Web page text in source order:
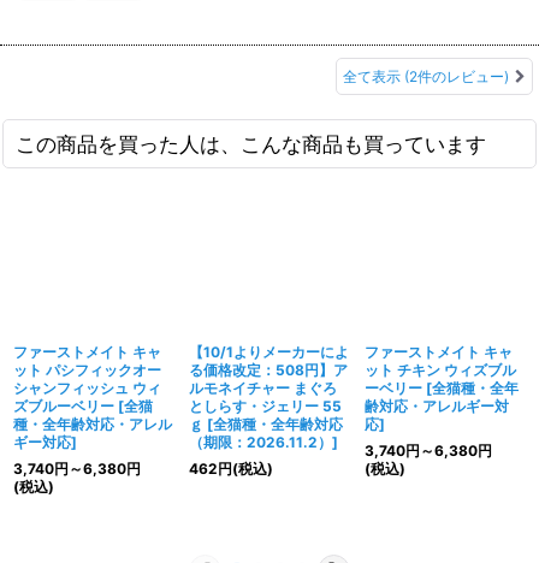
全て表示 (2件のレビュー)
この商品を買った人は、こんな商品も買っています
ファーストメイト キャ
ット パシフィックオー
シャンフィッシュ ウィ
ズブルーベリー [全猫
種・全年齢対応・アレル
ギー対応]
3,740円 ～6,380円
(税込)
【10/1よりメーカーによ
る価格改定：508円】ア
ルモネイチャー まぐろ
としらす・ジェリー 55
ｇ [全猫種・全年齢対応
（期限：2026.11.2） ]
462円(税込)
ファーストメイト キャ
ット チキン ウィズブル
ーベリー [全猫種・全年
齢対応・アレルギー対
応]
3,740円 ～6,380円
(税込)